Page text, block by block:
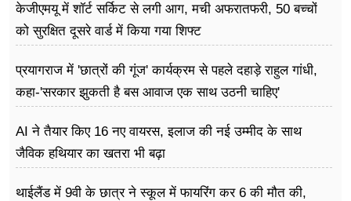
केजीएमयू में शॉर्ट सर्किट से लगी आग, मची अफरातफरी, 50 बच्चों
को सुरक्षित दूसरे वार्ड में किया गया शिफ्ट
प्रयागराज में 'छात्रों की गूंज' कार्यक्रम से पहले दहाड़े राहुल गांधी,
कहा-'सरकार झुकती है बस आवाज एक साथ उठनी चाहिए'
AI ने तैयार किए 16 नए वायरस, इलाज की नई उम्मीद के साथ
जैविक हथियार का खतरा भी बढ़ा
थाईलैंड में 9वी के छात्र ने स्कूल में फायरिंग कर 6 की मौत की,